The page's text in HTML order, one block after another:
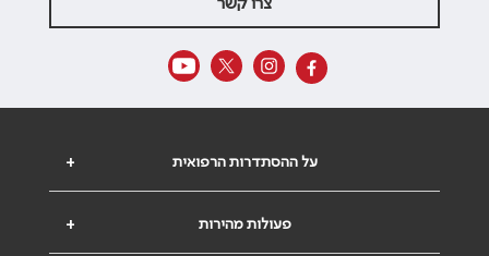
צרו קשר
+ על ההסתדרות הרפואית
+ פעולות מהירות